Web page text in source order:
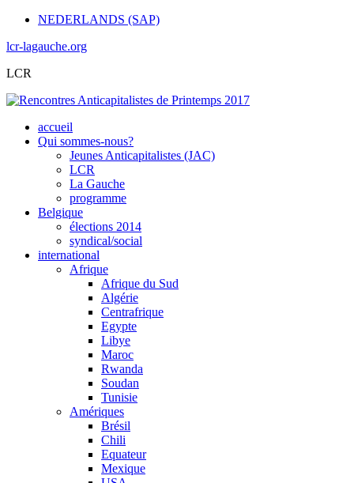
NEDERLANDS (SAP)
lcr-lagauche.org
LCR
accueil
Qui sommes-nous?
Jeunes Anticapitalistes (JAC)
LCR
La Gauche
programme
Belgique
élections 2014
syndical/social
international
Afrique
Afrique du Sud
Algérie
Centrafrique
Egypte
Libye
Maroc
Rwanda
Soudan
Tunisie
Amériques
Brésil
Chili
Equateur
Mexique